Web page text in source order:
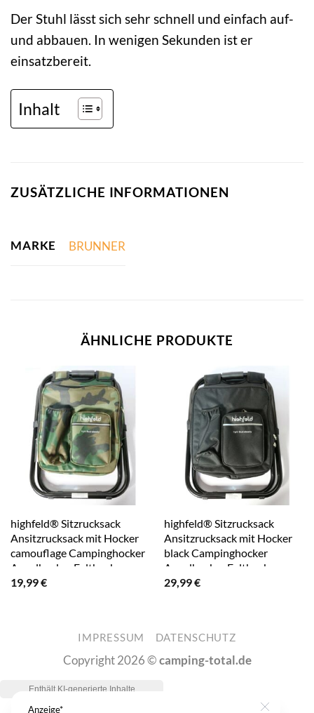
Der Stuhl lässt sich sehr schnell und einfach auf-
und abbauen. In wenigen Sekunden ist er
einsatzbereit.
Inhalt
ZUSÄTZLICHE INFORMATIONEN
MARKE BRUNNER
ÄHNLICHE PRODUKTE
highfeld® Sitzrucksack
Ansitzrucksack mit Hocker
camouflage Campinghocker
Angelhocker Falthocker
19,99€
highfeld® Sitzrucksack
Ansitzrucksack mit Hocker
black Campinghocker
Angelhocker Falthocker
29,99€
IMPRESSUM DATENSCHUTZ
Copyright 2026 ©camping-total.de
Anzeige*